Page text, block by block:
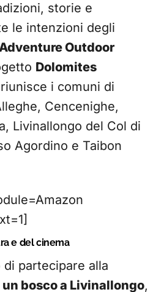
storie e
le intenzioni degli
Outdoor
Dolomites
i comuni di
Cencenighe,
Livinallongo del Col di
Agordino e Taibon
e del cinema
partecipare alla
bosco a Livinallongo,